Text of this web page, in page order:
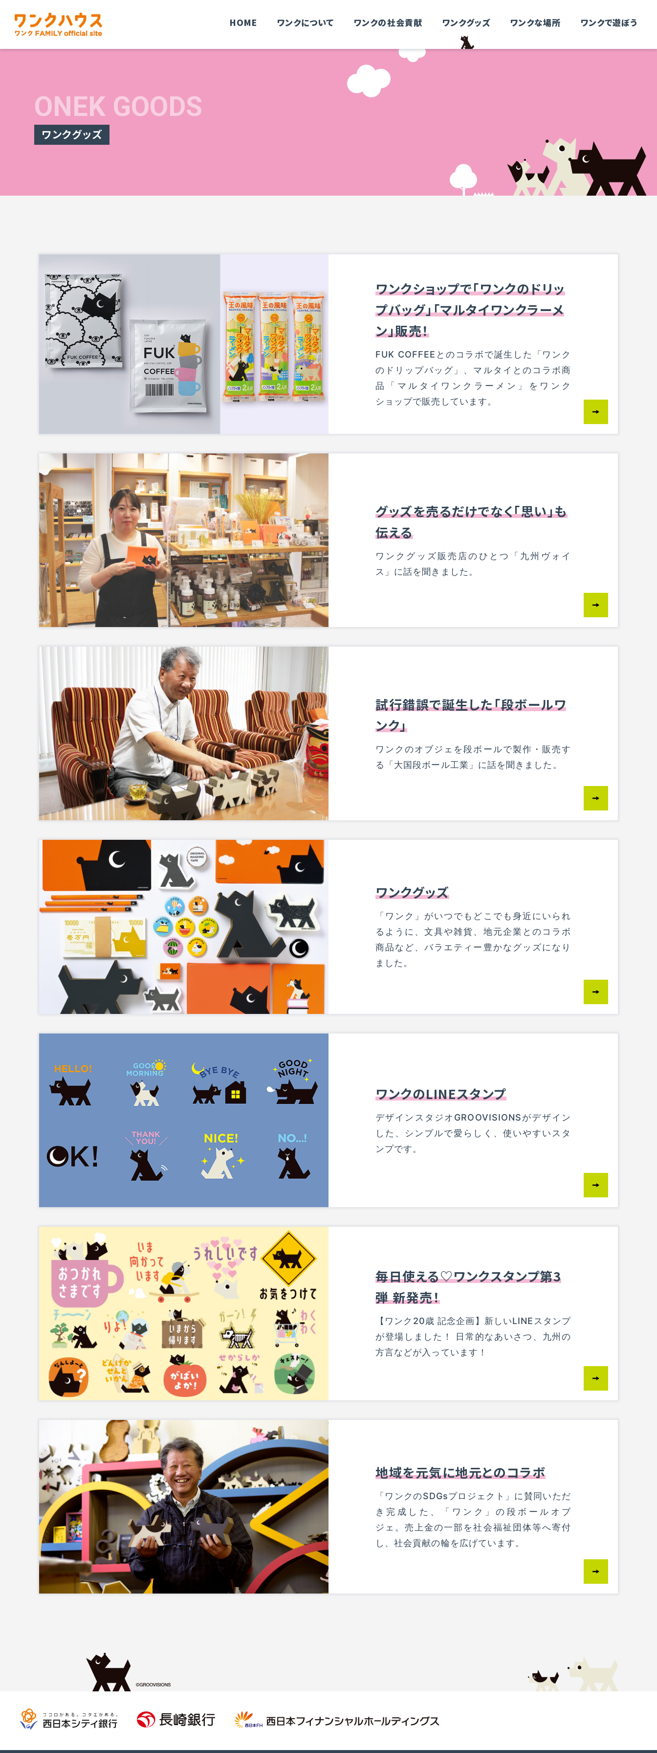
HOME ワンクについて ワンクの社会貢献 ワンクグッズ ワンクな場所 ワンクで遊ぼう
ONEK GOODS
ワンクグッズ
ワンクショップで「ワンクのドリッ
プバッグ」「マルタイワンクラーメ
ン」販売！
FUK COFFEEとのコラボで誕生した「ワンク
のドリップバッグ」、マルタイとのコラボ商
品「マルタイワンクラーメン」をワンク
ショップで販売しています。
グッズを売るだけでなく「思い」も
伝える
ワンクグッズ販売店のひとつ「九州ヴォイ
ス」に話を聞きました。
試行錯誤で誕生した「段ボールワ
ンク」
ワンクのオブジェを段ボールで製作・販売す
る「大国段ボール工業」に話を聞きました。
ワンクグッズ
「ワンク」がいつでもどこでも身近にいられ
るように、文具や雑貨、地元企業とのコラボ
商品など、バラエティー豊かなグッズになり
ました。
ワンクのLINEスタンプ
デザインスタジオGROOVISIONSがデザイン
した、シンプルで愛らしく、使いやすいスタ
ンプです。
毎日使える♡ワンクスタンプ第3
弾 新発売！
【ワンク20歳 記念企画】新しいLINEスタンプ
が登場しました！ 日常的なあいさつ、九州の
方言などが入っています！
地域を元気に地元とのコラボ
「ワンクのSDGsプロジェクト」に賛同いただ
き完成した、「ワンク」の段ボールオブ
ジェ。売上金の一部を社会福祉団体等へ寄付
し、社会貢献の輪を広げています。